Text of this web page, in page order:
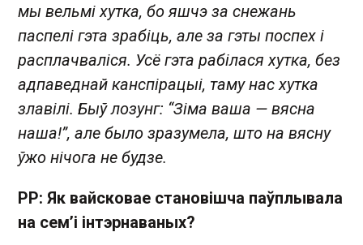
мы вельмі хутка, бо яшчэ за снежань
паспелі гэта зрабіць, але за гэты поспех і
расплачваліся. Усё гэта рабілася хутка, без
адпаведнай канспірацыі, таму нас хутка
злавілі. Быў лозунг: “Зіма ваша — вясна
наша!”, але было зразумела, што на вясну
ўжо нічога не будзе.
РР: Як вайсковае становішча паўплывала
на сем’і інтэрнаваных?